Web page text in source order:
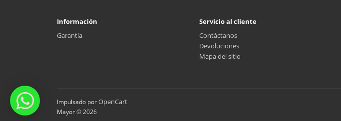
Información
Garantía
Servicio al cliente
Contáctanos
Devoluciones
Mapa del sitio
Impulsado porOpenCart
Mayor © 2026